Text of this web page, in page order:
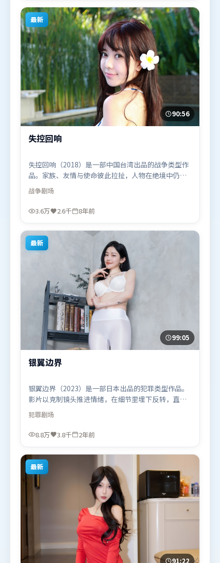
材的观众观看。
最新
90:56
失控回响
失控回响（2018）是一部中国台湾出品的战争类型作
品。家族、友情与使命彼此拉扯，人物在绝境中仍试
图守住心中微光。叙事线索多线并进，最终在关键节
点收束。由程耳执导，梁朝伟、杨幂、苍井优，咏梅
等联袂出演。影片于2018年5月22日（中国台湾）在
战争剧场
3.6万 2.6千 8年前
最新
99:05
银翼边界
银翼边界（2023）是一部日本出品的犯罪类型作品。
影片以克制镜头推进情绪，在细节里埋下反转，直至
最后一刻才揭开谜底。类型元素被重新组合，既致敬
经典也尝试突破套路。由张艺谋执导，谭卓、杨幂、
长泽雅美，木村拓哉等联袂出演。影片于2023年12月
材的观众观看。
犯罪剧场
8.8万 3.8千 2年前
最新
91:22